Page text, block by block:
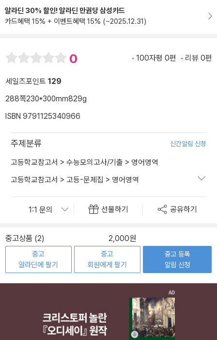
알라딘 30% 할인! 알라딘 만권당 삼성카드
카드혜택 15% + 이벤트혜택 15% (~2025.12.31)
0 100자평 0편 리뷰 0편
세일즈포인트 129
288쪽230*300mm829g
ISBN 9791125340966
주제분류 신간알림 신청
고등학교참고서 > 수능모의고사/기출 > 영어영역
고등학교참고서 > 고등-문제집 > 영어영역
선물하기 공유하기
중고상품 (2) 2,000원
중고
알라딘에 팔기
중고
회원에게 팔기
중고 등록
알림 신청